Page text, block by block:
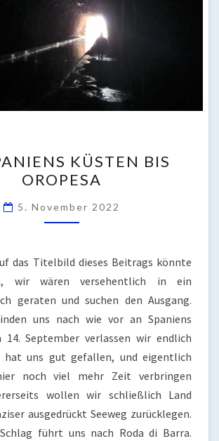
SPANIENS
KÜSTEN
BIS
OROPESA
KÜSTEN BIS
OROPESA
5. November 2022
das Titelbild dieses Beitrags könnte
wir wären versehentlich in ein
geraten und suchen den Ausgang.
uns nach wie vor an Spaniens
14. September verlassen wir endlich
hat uns gut gefallen, und eigentlich
noch viel mehr Zeit verbringen
wollen wir schließlich Land
ausgedrückt Seeweg zurücklegen.
führt uns nach Roda di Barra.